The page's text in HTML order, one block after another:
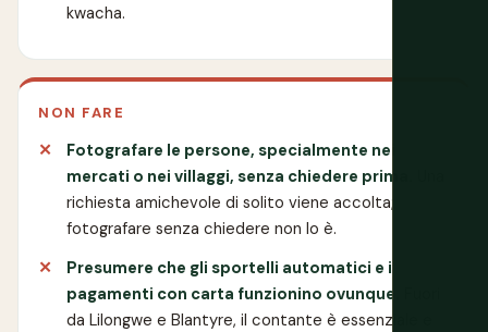
kwacha.
NON FARE
Fotografare le persone, specialmente nei
mercati o nei villaggi, senza chiedere prima.
richiesta amichevole di solito viene accolta;
fotografare senza chiedere non lo è.
Presumere che gli sportelli automatici e i
pagamenti con carta funzionino ovunque.
da Lilongwe e Blantyre, il contante è essenziale e